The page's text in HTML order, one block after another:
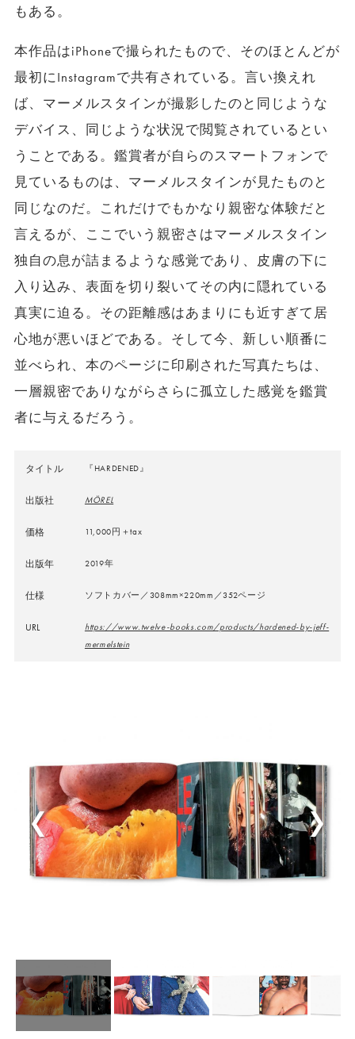
もある。
本作品はiPhoneで撮られたもので、そのほとんどが
最初にInstagramで共有されている。言い換えれ
ば、マーメルスタインが撮影したのと同じような
デバイス、同じような状況で閲覧されているとい
うことである。鑑賞者が自らのスマートフォンで
見ているものは、マーメルスタインが見たものと
同じなのだ。これだけでもかなり親密な体験だと
言えるが、ここでいう親密さはマーメルスタイン
独自の息が詰まるような感覚であり、皮膚の下に
入り込み、表面を切り裂いてその内に隠れている
真実に迫る。その距離感はあまりにも近すぎて居
心地が悪いほどである。そして今、新しい順番に
並べられ、本のページに印刷された写真たちは、
一層親密でありながらさらに孤立した感覚を鑑賞
者に与えるだろう。
タイトル 『HARDENED』
出版社 MÖREL
価格 11,000円＋tax
出版年 2019年
仕様 ソフトカバー／308mm×220mm／352ページ
URL
https://www.twelve-books.com/products/hardened-by-jeff-
mermelstein